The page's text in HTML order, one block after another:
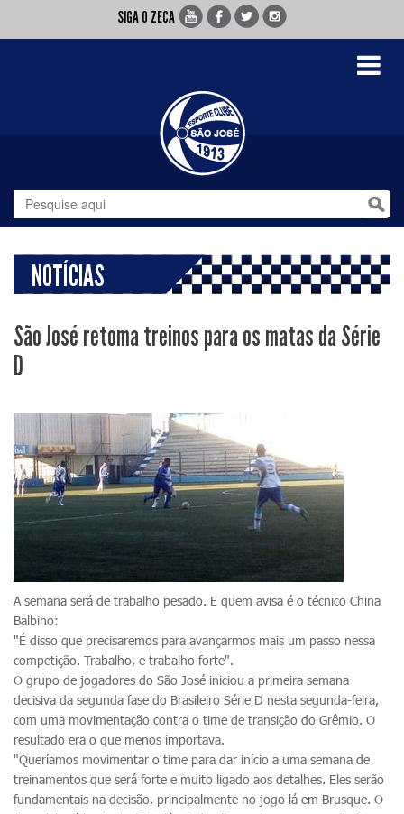
SIGA O ZECA
Toggle
NOTÍCIAS
São José retoma treinos para os matas da Série
D
A semana será de trabalho pesado. E quem avisa é o técnico China
Balbino:
"É disso que precisaremos para avançarmos mais um passo nessa
competição. Trabalho, e trabalho forte".
O grupo de jogadores do São José iniciou a primeira semana
decisiva da segunda fase do Brasileiro Série D nesta segunda-feira,
com uma movimentação contra o time de transição do Grêmio. O
resultado era o que menos importava.
"Queríamos movimentar o time para dar início a uma semana de
treinamentos que será forte e muito ligado aos detalhes. Eles serão
fundamentais na decisão, principalmente no jogo lá em Brusque. O